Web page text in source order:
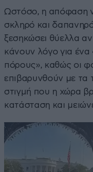
Ωστόσο, η απόφαση
σκληρό και
ξεσηκώσει θύελλα
κάνουν λόγο για ένα
πόρους», καθώς οι
επιβαρυνθούν με τα
στιγμή που η χώρα
κατάσταση και